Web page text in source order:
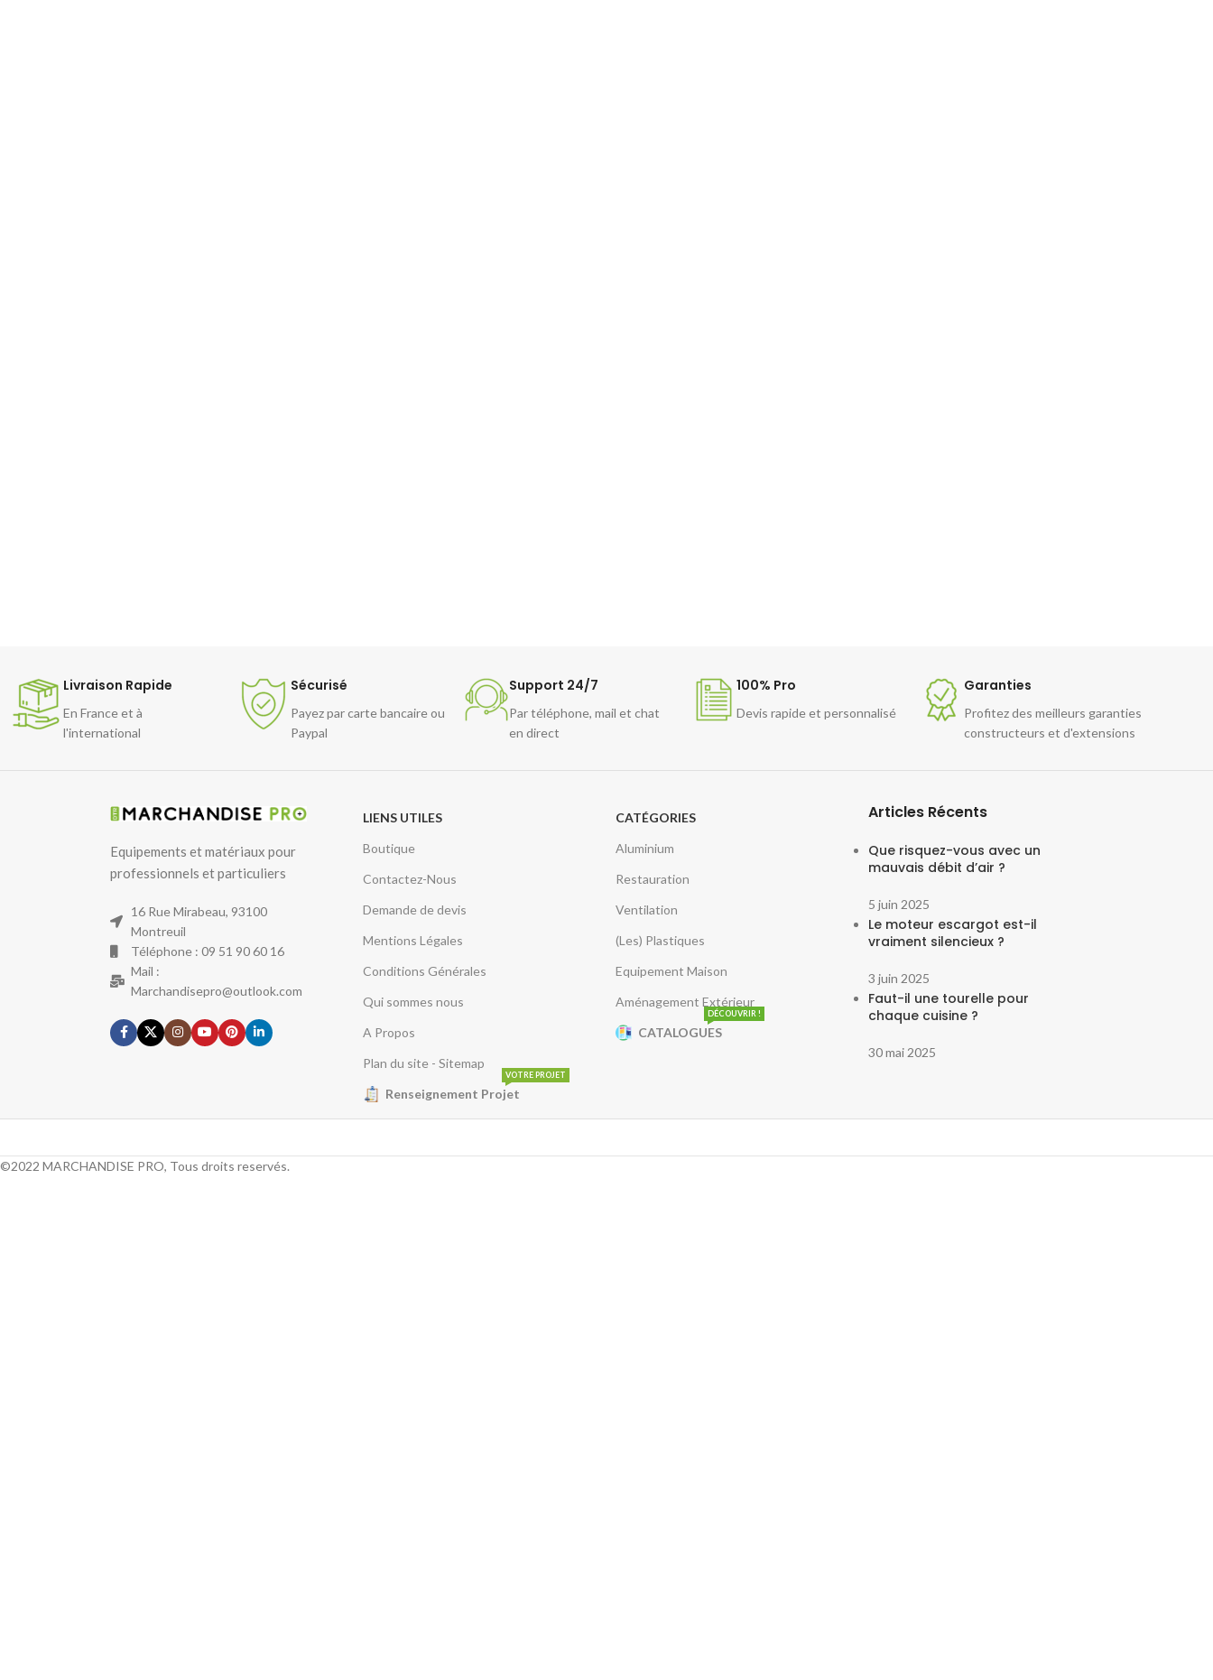
Livraison Rapide
En France et à
l'international
Sécurisé
Payez par carte bancaire ou
Paypal
Support 24/7
Par téléphone, mail et chat
en direct
100% Pro
Devis rapide et personnalisé
Garanties
Profitez des meilleurs garanties
constructeurs et d'extensions
Equipements et matériaux pour
professionnels et particuliers
16 Rue Mirabeau, 93100
Montreuil
Téléphone : 09 51 90 60 16
Mail :
Marchandisepro@outlook.com
LIENS UTILES
Boutique
Contactez-Nous
Demande de devis
Mentions Légales
Conditions Générales
Qui sommes nous
A Propos
Plan du site - Sitemap
Renseignement Projet
VOTRE PROJET
CATÉGORIES
Aluminium
Restauration
Ventilation
(Les) Plastiques
Equipement Maison
Aménagement Extérieur
CATALOGUES
DÉCOUVRIR !
Articles Récents
Que risquez-vous avec un
mauvais débit d’air ?
5 juin 2025
Le moteur escargot est-il
vraiment silencieux ?
3 juin 2025
Faut-il une tourelle pour
chaque cuisine ?
30 mai 2025
©2022 MARCHANDISE PRO, Tous droits reservés.